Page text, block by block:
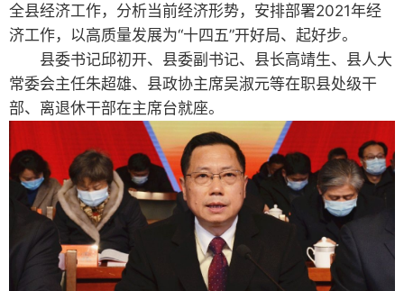
全县经济工作，分析当前经济形势，安排部署2021年经
济工作，以高质量发展为“十四五”开好局、起好步。
县委书记邱初开、县委副书记、县长高靖生、县人大
常委会主任朱超雄、县政协主席吴淑元等在职县处级干
部、离退休干部在主席台就座。